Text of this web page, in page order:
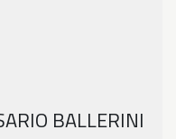
BALLERINI